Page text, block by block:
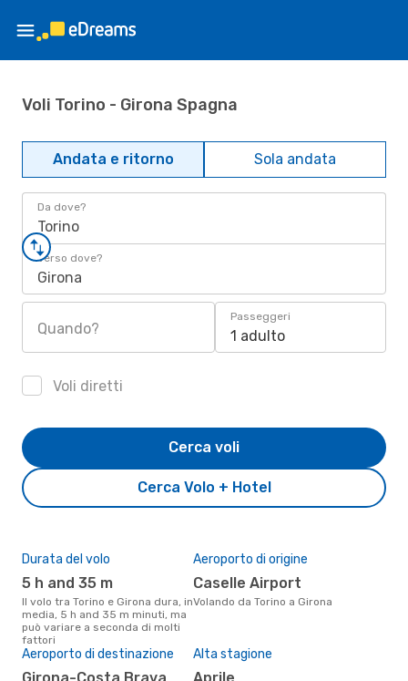
Voli Torino - Girona Spagna
Andata e ritorno Sola andata
Da dove?
Torino
Verso dove?
Girona
Quando?
Passeggeri
1 adulto
Voli diretti
Cerca Volo + Hotel
Cerca voli
Durata del volo
5 h and 35 m
Il volo tra Torino e Girona dura, in
media, 5 h and 35 m minuti, ma
può variare a seconda di molti
fattori
Aeroporto di origine
Caselle Airport
Volando da Torino a Girona
Aeroporto di destinazione Alta stagione